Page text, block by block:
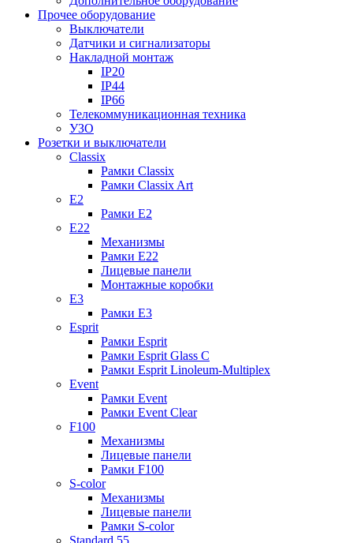
Прочее оборудование
Выключатели
Датчики и сигнализаторы
Накладной монтаж
IP20
IP44
IP66
Телекоммуникационная техника
УЗО
Розетки и выключатели
Classix
Рамки Classix
Рамки Classix Art
E2
Рамки E2
E22
Механизмы
Рамки E22
Лицевые панели
Монтажные коробки
E3
Рамки E3
Esprit
Рамки Esprit
Рамки Esprit Glass C
Рамки Esprit Linoleum-Multiplex
Event
Рамки Event
Рамки Event Clear
F100
Механизмы
Лицевые панели
Рамки F100
S-color
Механизмы
Лицевые панели
Рамки S-color